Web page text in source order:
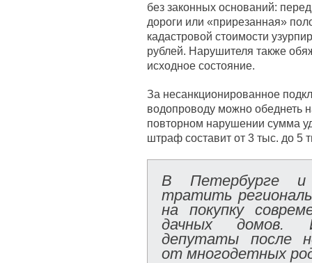
без законных оснований:
дороги или «прирезанная»
кадастровой стоимости
рублей. Нарушителя также
исходное состояние.
За несанкционированное
водопроводу можно обеднеть
повторном нарушении сумма
штраф составит от 3 тыс. до 5
В Петербурге и
тратить
на покупку
дачных домов.
депутаты после
от многодетных